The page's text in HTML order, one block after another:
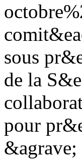
sous
de la
pour
&agrave;